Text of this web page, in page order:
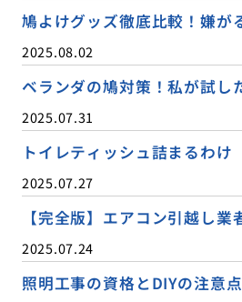
鳩よけグッズ徹底比較！嫌が
2025.08.02
ベランダの鳩対策！私が試し
2025.07.31
トイレティッシュ詰まるわけ
2025.07.27
【完全版】エアコン引越し業
2025.07.24
照明工事の資格とDIYの注意点